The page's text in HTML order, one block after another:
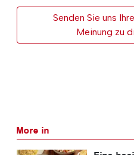
Senden Sie uns
Meinung zu
More in